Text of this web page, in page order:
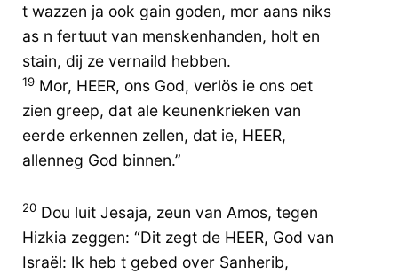
t wazzen ja ook gain goden, mor aans niks
as n fertuut van menskenhanden, holt en
stain, dij ze vernaild hebben.
19 Mor, HEER, ons God, verlös ie ons oet
zien greep, dat ale keunenkrieken van
eerde erkennen zellen, dat ie, HEER,
allenneg God binnen.”
20 Dou luit Jesaja, zeun van Amos, tegen
Hizkia zeggen: “Dit zegt de HEER, God van
Israël: Ik heb t gebed over Sanherib,